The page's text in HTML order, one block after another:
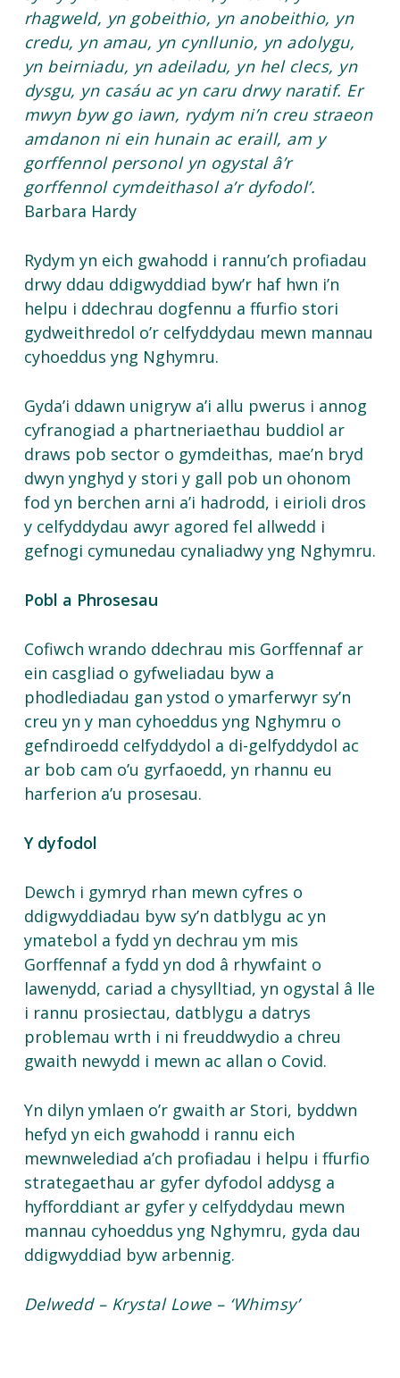
rhagweld, yn gobeithio, yn anobeithio, yn
credu, yn amau, yn cynllunio, yn adolygu,
yn beirniadu, yn adeiladu, yn hel clecs, yn
dysgu, yn casáu ac yn caru drwy naratif. Er
mwyn byw go iawn, rydym ni’n creu straeon
amdanon ni ein hunain ac eraill, am y
gorffennol personol yn ogystal â’r
gorffennol cymdeithasol a’r dyfodol’.
Barbara Hardy
Rydym yn eich gwahodd i rannu’ch profiadau
drwy ddau ddigwyddiad byw’r haf hwn i’n
helpu i ddechrau dogfennu a ffurfio stori
gydweithredol o’r celfyddydau mewn mannau
cyhoeddus yng Nghymru.
Gyda’i ddawn unigryw a’i allu pwerus i annog
cyfranogiad a phartneriaethau buddiol ar
draws pob sector o gymdeithas, mae’n bryd
dwyn ynghyd y stori y gall pob un ohonom
fod yn berchen arni a’i hadrodd, i eirioli dros
y celfyddydau awyr agored fel allwedd i
gefnogi cymunedau cynaliadwy yng Nghymru.
Pobl a Phrosesau
Cofiwch wrando ddechrau mis Gorffennaf ar
ein casgliad o gyfweliadau byw a
phodlediadau gan ystod o ymarferwyr sy’n
creu yn y man cyhoeddus yng Nghymru o
gefndiroedd celfyddydol a di-gelfyddydol ac
ar bob cam o’u gyrfaoedd, yn rhannu eu
harferion a’u prosesau.
Y dyfodol
Dewch i gymryd rhan mewn cyfres o
ddigwyddiadau byw sy’n datblygu ac yn
ymatebol a fydd yn dechrau ym mis
Gorffennaf a fydd yn dod â rhywfaint o
lawenydd, cariad a chysylltiad, yn ogystal â lle
i rannu prosiectau, datblygu a datrys
problemau wrth i ni freuddwydio a chreu
gwaith newydd i mewn ac allan o Covid.
Yn dilyn ymlaen o’r gwaith ar Stori, byddwn
hefyd yn eich gwahodd i rannu eich
mewnwelediad a’ch profiadau i helpu i ffurfio
strategaethau ar gyfer dyfodol addysg a
hyfforddiant ar gyfer y celfyddydau mewn
mannau cyhoeddus yng Nghymru, gyda dau
ddigwyddiad byw arbennig.
Delwedd – Krystal Lowe – ‘Whimsy’